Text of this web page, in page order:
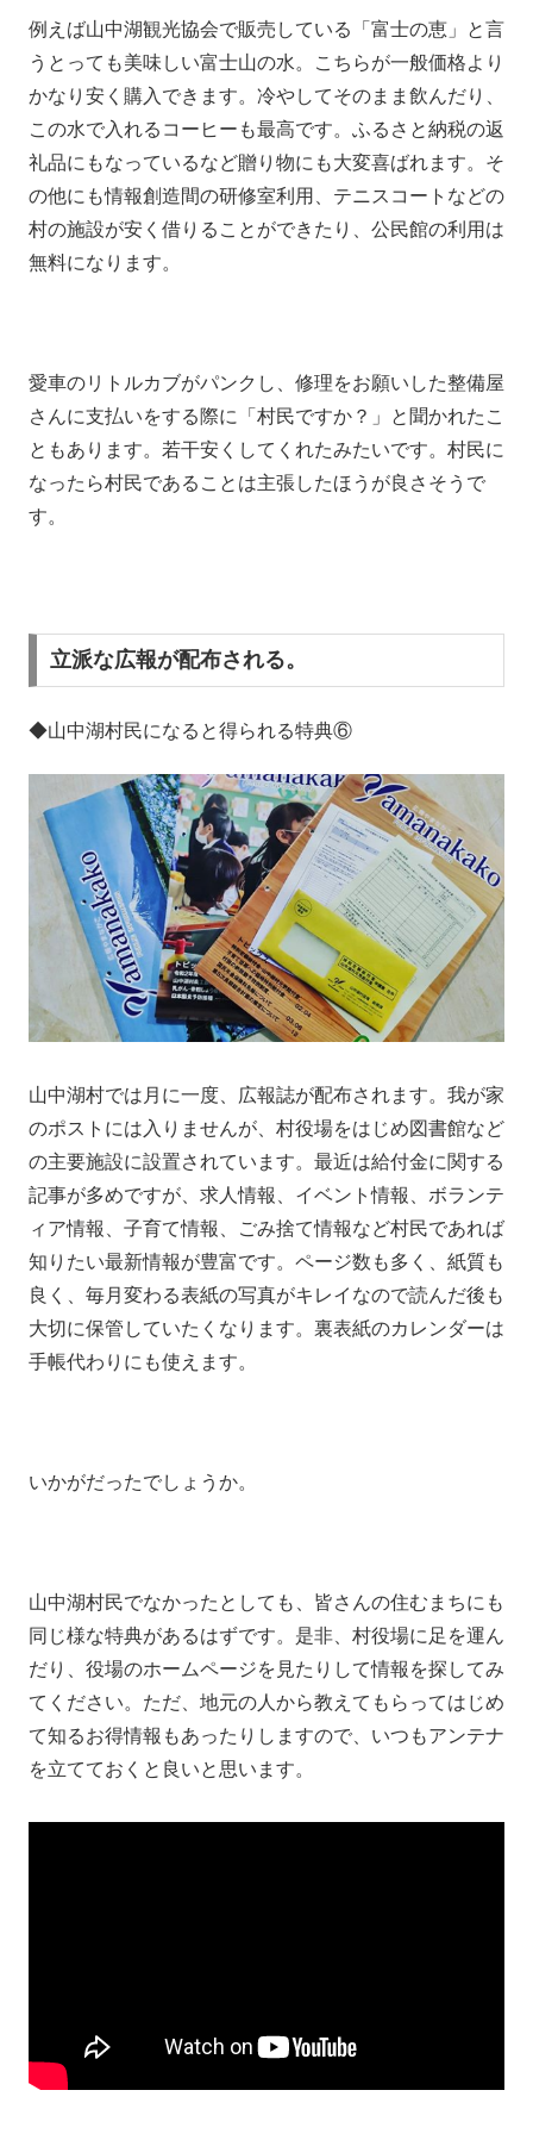
例えば山中湖観光協会で販売している「富士の恵」と言
うとっても美味しい富士山の水。こちらが一般価格より
かなり安く購入できます。冷やしてそのまま飲んだり、
この水で入れるコーヒーも最高です。ふるさと納税の返
礼品にもなっているなど贈り物にも大変喜ばれます。そ
の他にも情報創造間の研修室利用、テニスコートなどの
村の施設が安く借りることができたり、公民館の利用は
無料になります。
愛車のリトルカブがパンクし、修理をお願いした整備屋
さんに支払いをする際に「村民ですか？」と聞かれたこ
ともあります。若干安くしてくれたみたいです。村民に
なったら村民であることは主張したほうが良さそうで
す。
立派な広報が配布される。
◆山中湖村民になると得られる特典⑥
山中湖村では月に一度、広報誌が配布されます。我が家
のポストには入りませんが、村役場をはじめ図書館など
の主要施設に設置されています。最近は給付金に関する
記事が多めですが、求人情報、イベント情報、ボランテ
ィア情報、子育て情報、ごみ捨て情報など村民であれば
知りたい最新情報が豊富です。ページ数も多く、紙質も
良く、毎月変わる表紙の写真がキレイなので読んだ後も
大切に保管していたくなります。裏表紙のカレンダーは
手帳代わりにも使えます。
いかがだったでしょうか。
山中湖村民でなかったとしても、皆さんの住むまちにも
同じ様な特典があるはずです。是非、村役場に足を運ん
だり、役場のホームページを見たりして情報を探してみ
てください。ただ、地元の人から教えてもらってはじめ
て知るお得情報もあったりしますので、いつもアンテナ
を立てておくと良いと思います。